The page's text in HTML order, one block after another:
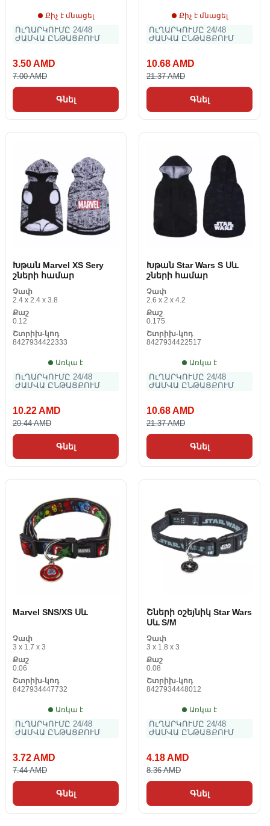
Քիչ է մնացել
ՈւՂԱՐԿՈՒՄԸ 24/48
ԺԱՄՎԱ ԸՆԹԱՑՔՈՒՄ
3.50 AMD
7.00 AMD
Գնել
Քիչ է մնացել
ՈւՂԱՐԿՈՒՄԸ 24/48
ԺԱՄՎԱ ԸՆԹԱՑՔՈՒՄ
10.68 AMD
21.37 AMD
Գնել
Խթան Marvel XS Sery
շների համար
Չափ
2.4 x 2.4 x 3.8
Քաշ
0.12
Շտրիխ-կոդ
8427934422333
Առկա է
ՈւՂԱՐԿՈՒՄԸ 24/48
ԺԱՄՎԱ ԸՆԹԱՑՔՈՒՄ
10.22 AMD
20.44 AMD
Գնել
Խթան Star Wars S Սև
շների համար
Չափ
2.6 x 2 x 4.2
Քաշ
0.175
Շտրիխ-կոդ
8427934422517
Առկա է
ՈւՂԱՐԿՈՒՄԸ 24/48
ԺԱՄՎԱ ԸՆԹԱՑՔՈՒՄ
10.68 AMD
21.37 AMD
Գնել
Marvel SNS/XS Սև
Չափ
3 x 1.7 x 3
Քաշ
0.06
Շտրիխ-կոդ
8427934447732
Առկա է
ՈւՂԱՐԿՈՒՄԸ 24/48
ԺԱՄՎԱ ԸՆԹԱՑՔՈՒՄ
3.72 AMD
7.44 AMD
Գնել
Շների օշեյնիկ Star Wars
Սև S/M
Չափ
3 x 1.8 x 3
Քաշ
0.08
Շտրիխ-կոդ
8427934448012
Առկա է
ՈւՂԱՐԿՈՒՄԸ 24/48
ԺԱՄՎԱ ԸՆԹԱՑՔՈՒՄ
4.18 AMD
8.36 AMD
Գնել